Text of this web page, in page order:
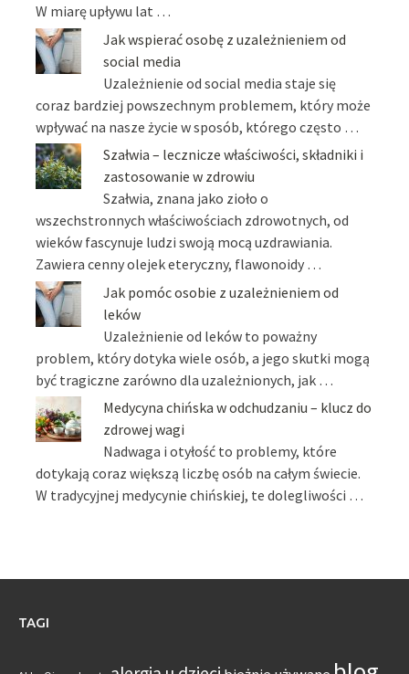
W miarę upływu lat …
Jak wspierać osobę z uzależnieniem od
social media
Uzależnienie od social media staje się
coraz bardziej powszechnym problemem, który może
wpływać na nasze życie w sposób, którego często …
Szałwia – lecznicze właściwości, składniki i
zastosowanie w zdrowiu
Szałwia, znana jako zioło o
wszechstronnych właściwościach zdrowotnych, od
wieków fascynuje ludzi swoją mocą uzdrawiania.
Zawiera cenny olejek eteryczny, flawonoidy …
Jak pomóc osobie z uzależnieniem od
leków
Uzależnienie od leków to poważny
problem, który dotyka wiele osób, a jego skutki mogą
być tragiczne zarówno dla uzależnionych, jak …
Medycyna chińska w odchudzaniu – klucz do
zdrowej wagi
Nadwaga i otyłość to problemy, które
dotykają coraz większą liczbę osób na całym świecie.
W tradycyjnej medycynie chińskiej, te dolegliwości …
TAGI